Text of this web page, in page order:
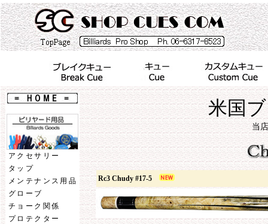
アクセサリー
タップ
メンテナンス用品
グローブ
チョーク関係
プロテクター
米国
当
Rc3 Chudy #17-5